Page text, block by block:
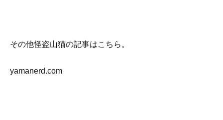
その他怪盗山猫の記事はこちら。
yamanerd.com